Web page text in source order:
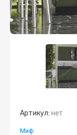
Артикул: нет
Миф